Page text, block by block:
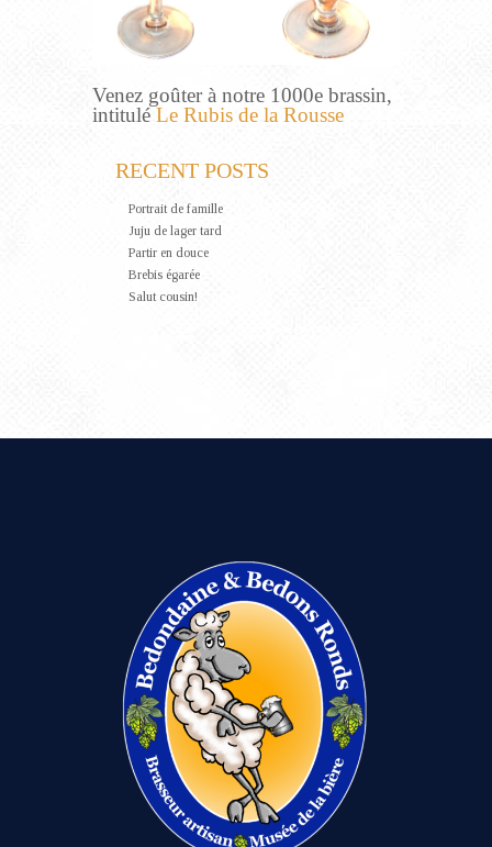
Venez goûter à notre 1000e brassin,
intitulé Le Rubis de la Rousse
RECENT POSTS
Portrait de famille
Juju de lager tard
Partir en douce
Brebis égarée
Salut cousin!